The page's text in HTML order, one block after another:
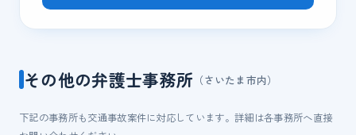
その他の弁護士事務所 （さいたま市内）
下記の事務所も交通事故案件に対応しています。詳細は各事務所へ直接